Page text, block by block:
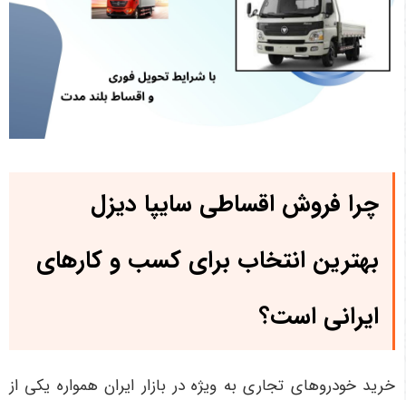
چرا فروش اقساطی سایپا دیزل
بهترین انتخاب برای کسب و کارهای
ایرانی است؟
خرید خودروهای تجاری به ویژه در بازار ایران همواره یکی از